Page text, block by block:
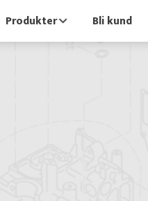
Produkter Bli kund